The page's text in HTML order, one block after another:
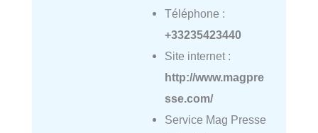
Téléphone :
+33235423440
Site internet :
http://www.magpre
sse.com/
Service Mag Presse